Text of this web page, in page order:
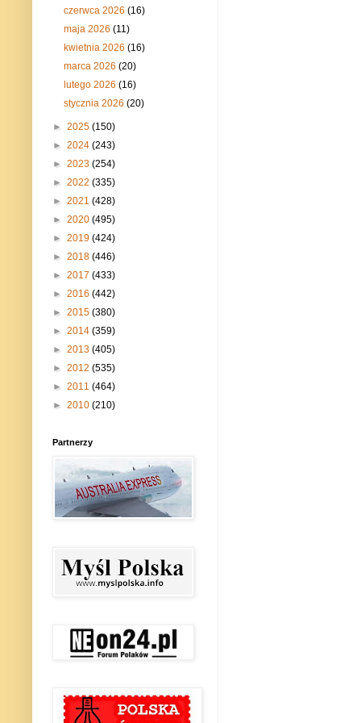
czerwca 2026(16)
maja 2026(11)
kwietnia 2026(16)
marca 2026(20)
lutego 2026(16)
stycznia 2026(20)
► 2025 (150)
► 2024 (243)
► 2023 (254)
► 2022 (335)
► 2021 (428)
► 2020 (495)
► 2019 (424)
► 2018 (446)
► 2017 (433)
► 2016 (442)
► 2015 (380)
► 2014 (359)
► 2013 (405)
► 2012 (535)
► 2011 (464)
► 2010 (210)
Partnerzy